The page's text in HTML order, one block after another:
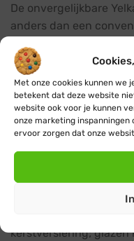
Met onze cookies kunnen we
betekent dat deze website
website ook voor je kunnen
onze marketing inspanningen
ervoor zorgen dat onze
De onvergelijkbare
anders dan een
nieuwe Yelka
je van een warm bad
de warme houtgeur
Je kunt genieten van
hoge kwaliteit. Dat
kerstboom er ieder
Je kunt de Yelka boom
kerstversiering;